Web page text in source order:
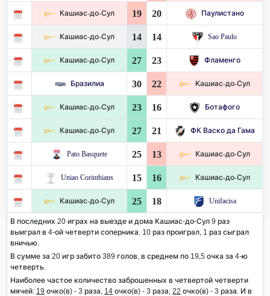
Кашиас-до-Сул 19 20 Паулистано
Кашиас-до-Сул 14 14 Sao Paulo
Кашиас-до-Сул 27 23 Фламенго
Бразилиа 30 22 Кашиас-до-Сул
Кашиас-до-Сул 23 16 Ботафого
Кашиас-до-Сул 27 21 ФК Васко да Гама
Pato Basquete 25 13 Кашиас-до-Сул
Uniao Corinthians 15 16 Кашиас-до-Сул
Кашиас-до-Сул 25 18 Unifacisa
В последних 20 играх на выезде и дома Кашиас-до-Сул 9 раз
выиграл в 4-ой четверти соперника. 10 раз проиграл, 1 раз сыграл
вничью.
В сумме за 20 игр забито 389 голов, в среднем по 19,5 очка за 4-ю
четверть.
Наиболее частое количество заброшенных в четвертой четверти
мячей: 19 очко(в) - 3 раза, 14 очко(в) - 3 раза, 22 очко(в) - 3 раза. И в